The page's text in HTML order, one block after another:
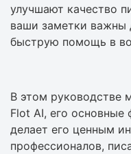
улучшают качество
ваши заметки важны
быструю помощь в
В этом руководстве
Flot AI, его основные
делает его ценным
профессионалов,